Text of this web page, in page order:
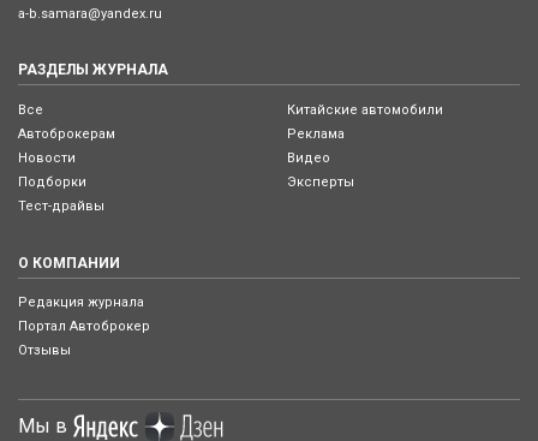
a-b.samara@yandex.ru
РАЗДЕЛЫ ЖУРНАЛА
Все
Автоброкерам
Новости
Подборки
Тест-драйвы
Китайские автомобили
Реклама
Видео
Эксперты
О КОМПАНИИ
Редакция журнала
Портал Автоброкер
Отзывы
Мы в